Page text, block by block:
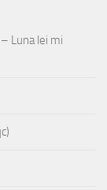
– Luna lei mi